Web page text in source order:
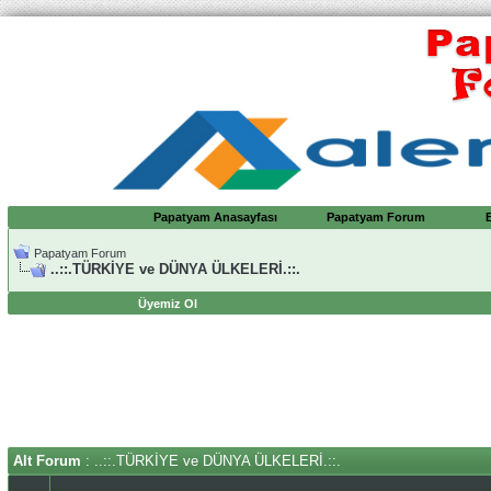
Papatyam Anasayfası Papatyam Forum
Papatyam Forum
..::.TÜRKİYE ve DÜNYA ÜLKELERİ.::.
Üyemiz Ol
Alt Forum : ..::.TÜRKİYE ve DÜNYA ÜLKELERİ.::.